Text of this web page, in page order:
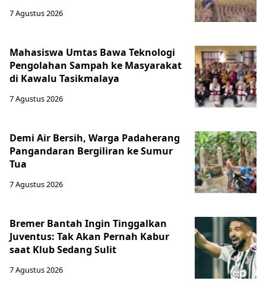
7 Agustus 2026
Mahasiswa Umtas Bawa Teknologi
Pengolahan Sampah ke Masyarakat
di Kawalu Tasikmalaya
7 Agustus 2026
Demi Air Bersih, Warga Padaherang
Pangandaran Bergiliran ke Sumur
Tua
7 Agustus 2026
Bremer Bantah Ingin Tinggalkan
Juventus: Tak Akan Pernah Kabur
saat Klub Sedang Sulit
7 Agustus 2026